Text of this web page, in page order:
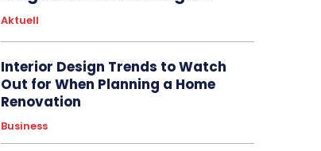
Aktuell
Interior Design Trends to Watch
Out for When Planning a Home
Renovation
Business